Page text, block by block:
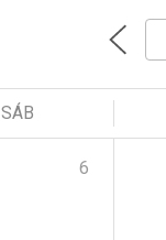
SÁB
6